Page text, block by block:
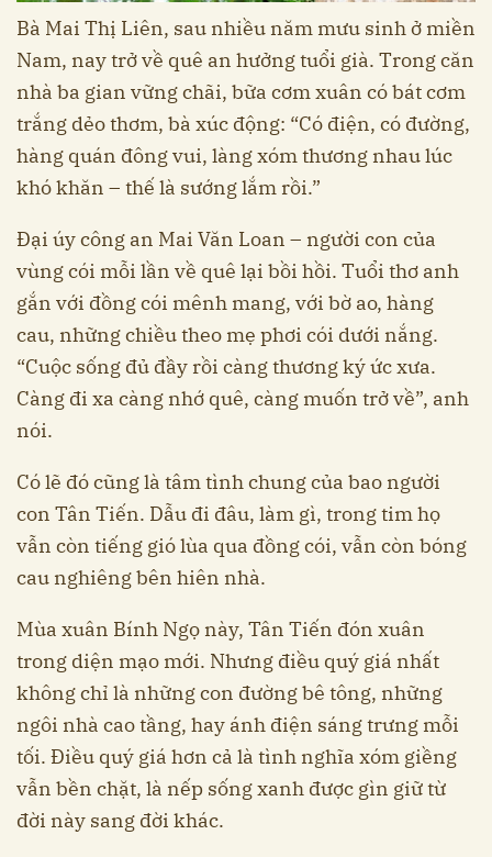
Bà Mai Thị Liên, sau nhiều năm mưu sinh ở miền
Nam, nay trở về quê an hưởng tuổi già. Trong căn
nhà ba gian vững chãi, bữa cơm xuân có bát cơm
trắng dẻo thơm, bà xúc động: “Có điện, có đường,
hàng quán đông vui, làng xóm thương nhau lúc
khó khăn – thế là sướng lắm rồi.”
Đại úy công an Mai Văn Loan – người con của
vùng cói mỗi lần về quê lại bồi hồi. Tuổi thơ anh
gắn với đồng cói mênh mang, với bờ ao, hàng
cau, những chiều theo mẹ phơi cói dưới nắng.
“Cuộc sống đủ đầy rồi càng thương ký ức xưa.
Càng đi xa càng nhớ quê, càng muốn trở về”, anh
nói.
Có lẽ đó cũng là tâm tình chung của bao người
con Tân Tiến. Dẫu đi đâu, làm gì, trong tim họ
vẫn còn tiếng gió lùa qua đồng cói, vẫn còn bóng
cau nghiêng bên hiên nhà.
Mùa xuân Bính Ngọ này, Tân Tiến đón xuân
trong diện mạo mới. Nhưng điều quý giá nhất
không chỉ là những con đường bê tông, những
ngôi nhà cao tầng, hay ánh điện sáng trưng mỗi
tối. Điều quý giá hơn cả là tình nghĩa xóm giềng
vẫn bền chặt, là nếp sống xanh được gìn giữ từ
đời này sang đời khác.